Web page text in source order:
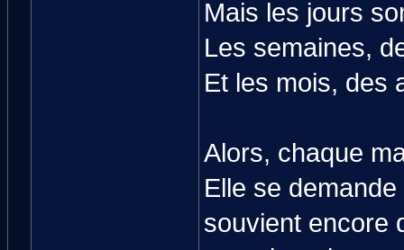
Mais les jours
Les semaines,
Et les mois, des
Alors, chaque
Elle se demande
souvient encore